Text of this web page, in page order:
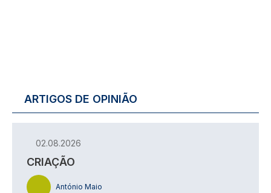
ARTIGOS DE OPINIÃO
02.08.2026
CRIAÇÃO
António Maio